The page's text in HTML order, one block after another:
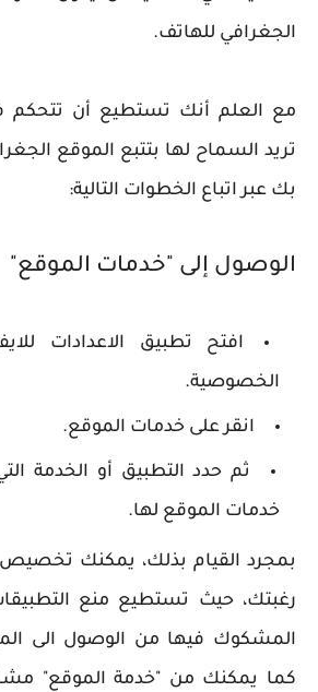
الجغرافي للهاتف.
مع العلم أنك تستطيع أن تتحكم
تريد السماح لها بتتبع الموقع
بك عبر اتباع الخطوات التالية:
الوصول إلى "خدمات الموقع"
افتح تطبيق الاعدادات
الخصوصية.
انقر على خدمات الموقع.
ثم حدد التطبيق أو الخدمة
خدمات الموقع لها.
بمجرد القيام بذلك، يمكنك
رغبتك، حيث تستطيع منع
المشكوك فيها من الوصول الى